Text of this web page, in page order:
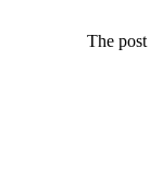
The post